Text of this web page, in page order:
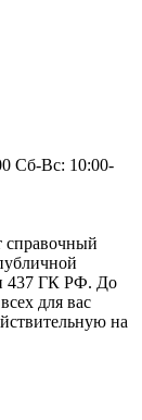
Сб-Вс: 10:00-
справочный
437 ГК РФ. До
для вас
на